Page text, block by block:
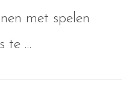
met spelen
te …